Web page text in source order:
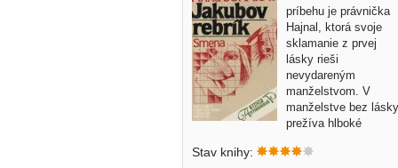
príbehu je právnička
Hajnal, ktorá svoje
sklamanie z prvej
lásky rieši
nevydareným
manželstvom. V
manželstve bez lásky
prežíva hlboké
Stav knihy: